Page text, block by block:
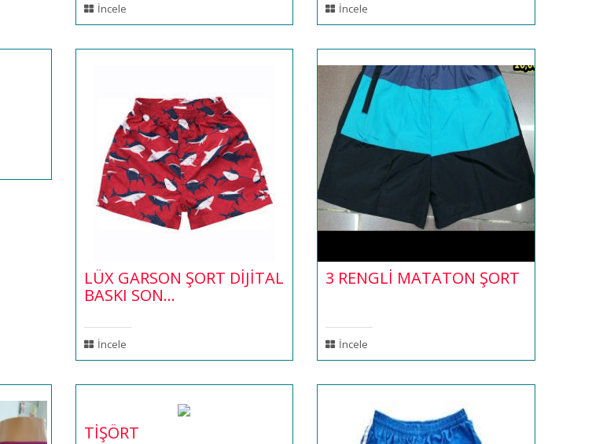
İncele İncele
LÜX GARSON ŞORT DİJİTAL
BASKI SON...
İncele
3 RENGLİ MATATON ŞORT
İncele
TİŞÖRT